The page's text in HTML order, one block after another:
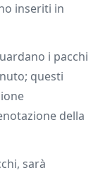
inseriti in
i pacchi
questi
della
sarà